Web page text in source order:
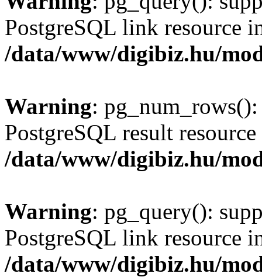
PostgreSQL link resource
/data/www/digibiz.hu/
Warning:
PostgreSQL result
/data/www/digibiz.hu/
Warning: pg_query():
PostgreSQL link resource
/data/www/digibiz.hu/